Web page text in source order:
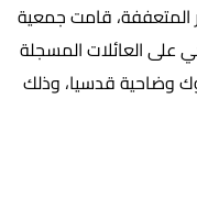
قامت جمعية
على العائلات المسجلة
وضاحية قدسيا، وذلك